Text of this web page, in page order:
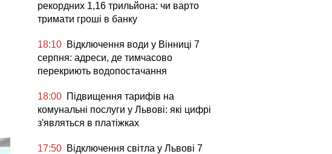
рекордних 1,16 трильйона: чи варто
тримати гроші в банку
18:10 Відключення води у Вінниці 7
серпня: адреси, де тимчасово
перекриють водопостачання
18:00 Підвищення тарифів на
комунальні послуги у Львові: які цифрі
з'являться в платіжках
17:50 Відключення світла у Львові 7